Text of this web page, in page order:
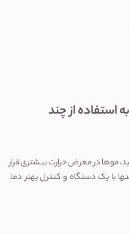
وقتی از دو دستگاه جداگانه استفاده می‌کنید، موها در معرض حرارت بیشتری قرار